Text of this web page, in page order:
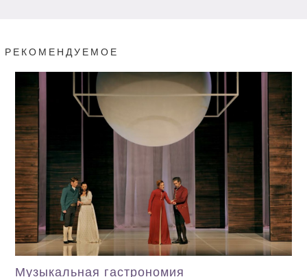
РЕКОМЕНДУЕМОЕ
Музыкальная гастрономия